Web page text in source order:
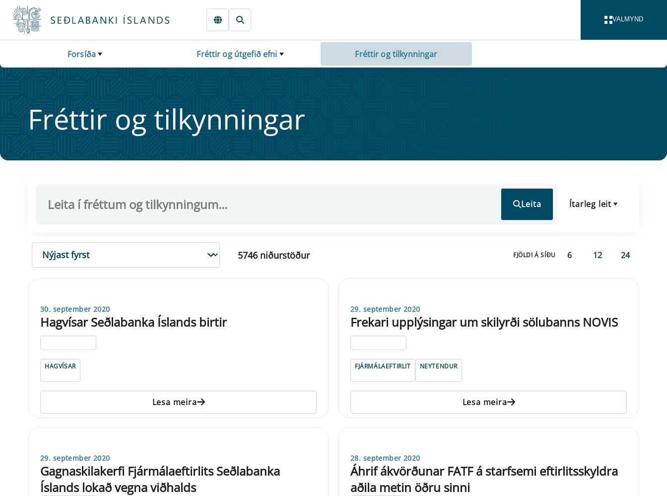
Fara beint í Meginmál
VALMYND
Forsíða Fréttir og útgefið efni Fréttir og tilkynningar
Frétt­ir og til­kynn­ing­ar
Leita Ítarleg leit
RÖÐUN
5746 niðurstöður FJÖLDI Á SÍÐU 6 12 24
30. september 2020
Hagvísar Seðlabanka Íslands birtir
HAGVÍSAR
Lesa meira
29. september 2020
Frekari upplýsingar um skilyrði sölubanns NOVIS
FJÁRMÁLAEFTIRLIT NEYTENDUR
Lesa meira
29. september 2020
Gagnaskilakerfi Fjármálaeftirlits Seðlabanka
Íslands lokað vegna viðhalds
28. september 2020
Áhrif ákvörðunar FATF á starfsemi eftirlitsskyldra
aðila metin öðru sinni